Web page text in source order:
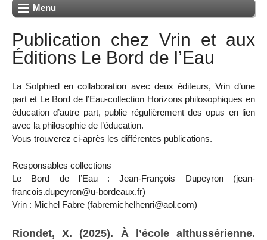
Menu
Publication chez Vrin et aux
Éditions Le Bord de l’Eau
La Sofphied en collaboration avec deux éditeurs, Vrin d’une
part et Le Bord de l’Eau-collection Horizons philosophiques en
éducation d’autre part, publie régulièrement des opus en lien
avec la philosophie de l’éducation.
Vous trouverez ci-après les différentes publications.
Responsables collections
Le Bord de l’Eau : Jean-François Dupeyron (jean-
francois.dupeyron@u-bordeaux.fr)
Vrin : Michel Fabre (fabremichelhenri@aol.com)
Riondet, X. (2025). À l’école althussérienne.